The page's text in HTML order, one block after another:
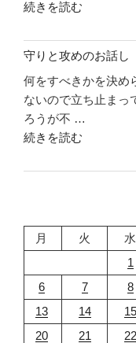
ー
に
つ
い
て"
の
"休
の
お
知
ら
せ"
の
続きを読む
守りと攻めのお話し
何をすべきかを決め
ないので立ち止まっ
ろうが不 …
"守
と
の
お
続きを読む
月
火 水
1
6
7 8
13
14 15
20
21 22